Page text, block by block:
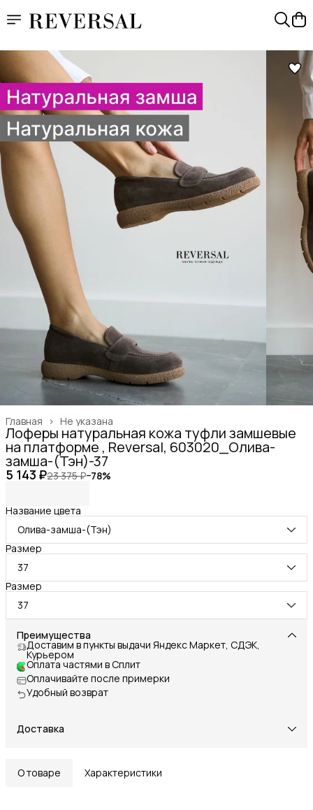
Не указана
Главная ›
Лоферы натуральная кожа туфли замшевые
на платформе , Reversal, 603020_Олива-
замша-(Тэн)-37
5 143 ₽23 375 ₽−78%
Название цвета
Олива-замша-(Тэн)
Размер
37
Размер
37
Преимущества
Доставим в пункты выдачи Яндекс Маркет, СДЭК,
Курьером
Оплата частями в Сплит
Оплачивайте после примерки
Удобный возврат
Доставка
О товаре Характеристики